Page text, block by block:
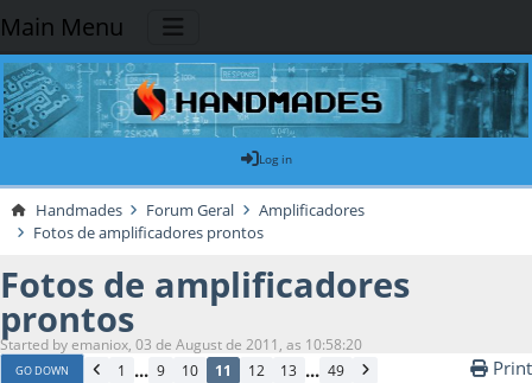
Main Menu
Log in
Handmades Forum Geral
Amplificadores
Fotos de amplificadores prontos
Fotos de amplificadores
prontos
Started by emaniox, 03 de August de 2011, as 10:58:20
GO DOWN 1 ... 9 10 11 12 13 ... 49 Print